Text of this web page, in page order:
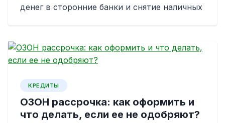
денег в сторонние банки и снятие наличных
КРЕДИТЫ
ОЗОН рассрочка: как оформить и
что делать, если ее не одобряют?